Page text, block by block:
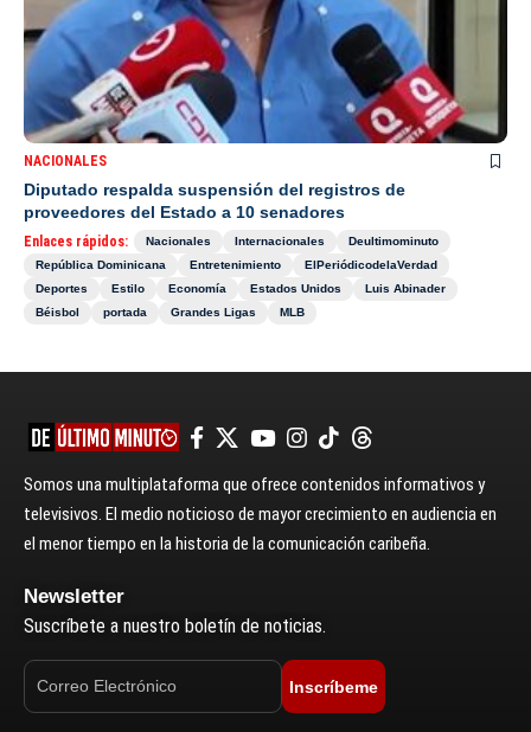
NACIONALES
Diputado respalda suspensión del registros de
proveedores del Estado a 10 senadores
Enlaces rápidos: Nacionales Internacionales
Deultimominuto
República Dominicana
Entretenimiento
ElPeriódicodelaVerdad
Deportes
Estilo Economía Estados Unidos
Luis Abinader
Béisbol
portada Grandes Ligas MLB
Somos una multiplataforma que ofrece contenidos informativos y
televisivos. El medio noticioso de mayor crecimiento en audiencia en
el menor tiempo en la historia de la comunicación caribeña.
Newsletter
Suscríbete a nuestro boletín de noticias.
Inscríbeme